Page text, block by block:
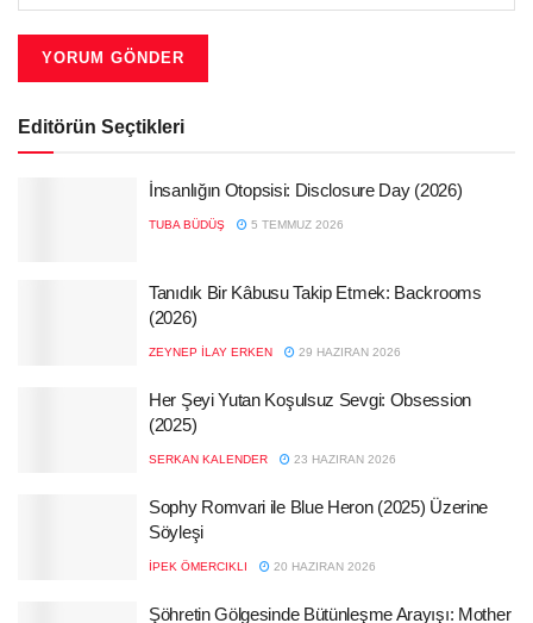
Editörün Seçtikleri
İnsanlığın Otopsisi: Disclosure Day (2026)
TUBA BÜDÜŞ 5 TEMMUZ 2026
Tanıdık Bir Kâbusu Takip Etmek: Backrooms
(2026)
ZEYNEP İLAY ERKEN 29 HAZIRAN 2026
Her Şeyi Yutan Koşulsuz Sevgi: Obsession
(2025)
SERKAN KALENDER 23 HAZIRAN 2026
Sophy Romvari ile Blue Heron (2025) Üzerine
Söyleşi
İPEK ÖMERCIKLI 20 HAZIRAN 2026
Şöhretin Gölgesinde Bütünleşme Arayışı: Mother